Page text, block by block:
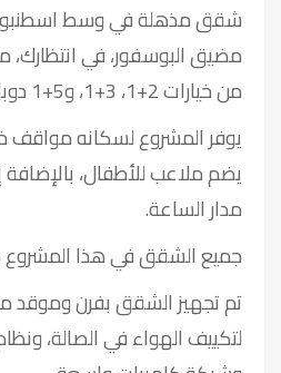
شقق مذهلة في وسط
مضيق البوسفور، في
من خيارات 2+1، 3+1، و5+1 دوبلكس.
يوفر المشروع لسكانه مواقف
يضم ملاعب للأطفال،
مدار الساعة.
جميع الشقق في هذا المشروع
تم تجهيز الشقق بفرن وموقد
لتكييف الهواء في الصالة،